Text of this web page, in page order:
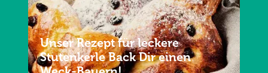
Unser Rezept für leckere
Stutenkerle Back Dir einen